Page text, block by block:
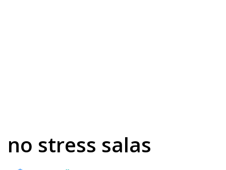
no stress salas